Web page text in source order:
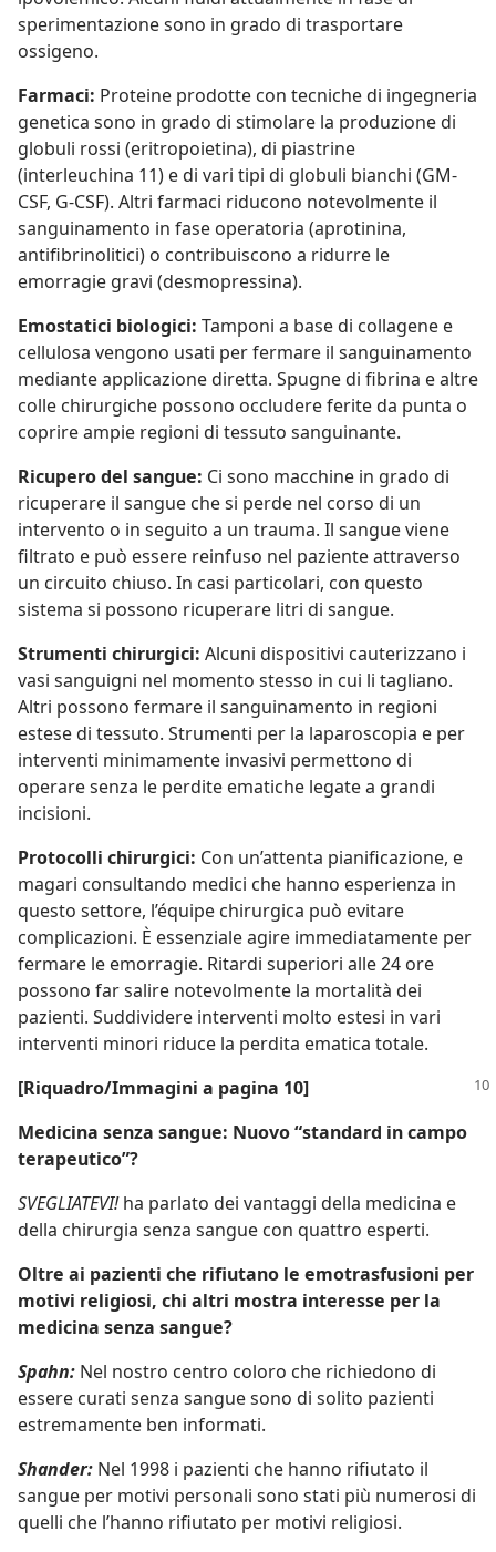
sperimentazione sono in grado di trasportare
ossigeno.
Farmaci: Proteine prodotte con tecniche di ingegneria
genetica sono in grado di stimolare la produzione di
globuli rossi (eritropoietina), di piastrine
(interleuchina 11) e di vari tipi di globuli bianchi (GM-
CSF, G-CSF). Altri farmaci riducono notevolmente il
sanguinamento in fase operatoria (aprotinina,
antifibrinolitici) o contribuiscono a ridurre le
emorragie gravi (desmopressina).
Emostatici biologici: Tamponi a base di collagene e
cellulosa vengono usati per fermare il sanguinamento
mediante applicazione diretta. Spugne di fibrina e altre
colle chirurgiche possono occludere ferite da punta o
coprire ampie regioni di tessuto sanguinante.
Ricupero del sangue: Ci sono macchine in grado di
ricuperare il sangue che si perde nel corso di un
intervento o in seguito a un trauma. Il sangue viene
filtrato e può essere reinfuso nel paziente attraverso
un circuito chiuso. In casi particolari, con questo
sistema si possono ricuperare litri di sangue.
Strumenti chirurgici: Alcuni dispositivi cauterizzano i
vasi sanguigni nel momento stesso in cui li tagliano.
Altri possono fermare il sanguinamento in regioni
estese di tessuto. Strumenti per la laparoscopia e per
interventi minimamente invasivi permettono di
operare senza le perdite ematiche legate a grandi
incisioni.
Protocolli chirurgici: Con un’attenta pianificazione, e
magari consultando medici che hanno esperienza in
questo settore, l’équipe chirurgica può evitare
complicazioni. È essenziale agire immediatamente per
fermare le emorragie. Ritardi superiori alle 24 ore
possono far salire notevolmente la mortalità dei
pazienti. Suddividere interventi molto estesi in vari
interventi minori riduce la perdita ematica totale.
[Riquadro/Immagini a pagina 10]
Medicina senza sangue: Nuovo “standard in campo
terapeutico”?
SVEGLIATEVI!ha parlato dei vantaggi della medicina e
della chirurgia senza sangue con quattro esperti.
Oltre ai pazienti che rifiutano le emotrasfusioni per
motivi religiosi, chi altri mostra interesse per la
medicina senza sangue?
Spahn: Nel nostro centro coloro che richiedono di
essere curati senza sangue sono di solito pazienti
estremamente ben informati.
Shander: Nel 1998 i pazienti che hanno rifiutato il
sangue per motivi personali sono stati più numerosi di
quelli che l’hanno rifiutato per motivi religiosi.